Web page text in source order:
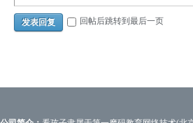
发表回复 回帖后跳转到最后一页